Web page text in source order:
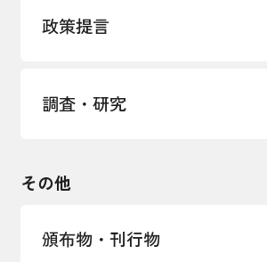
海外情報レポート
安全保障貿易管理・技術流出防
経営者保証に関するガイドライ
政策提言
中小企業経営
国土強靭化・社会基盤整備・震
調査・研究
LOBO調査
その他
頒布物・刊行物